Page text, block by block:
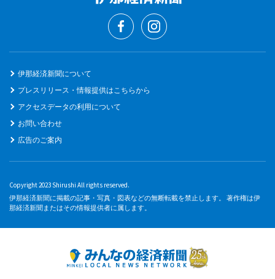
伊那経済新聞について
プレスリリース・情報提供はこちらから
アクセスデータの利用について
お問い合わせ
広告のご案内
Copyright 2023 Shirushi All rights reserved.
伊那経済新聞に掲載の記事・写真・図表などの無断転載を禁止します。 著作権は伊
那経済新聞またはその情報提供者に属します。